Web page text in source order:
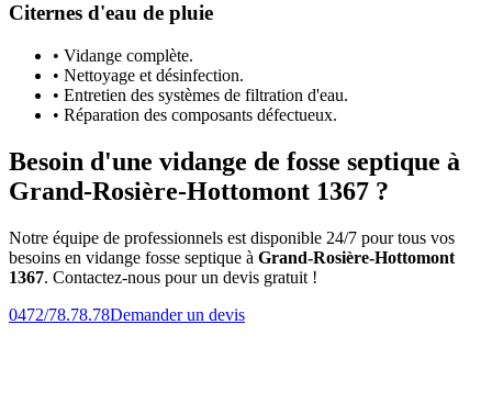
Citernes d'eau de pluie
• Vidange complète.
• Nettoyage et désinfection.
• Entretien des systèmes de filtration d'eau.
• Réparation des composants défectueux.
Besoin d'une vidange de fosse septique à
Grand-Rosière-Hottomont 1367 ?
Notre équipe de professionnels est disponible 24/7 pour tous vos
besoins en vidange fosse septique à Grand-Rosière-Hottomont
1367. Contactez-nous pour un devis gratuit !
0472/78.78.78Demander un devis